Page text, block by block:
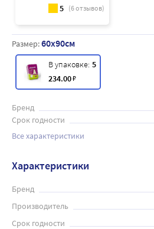
5 (6отзывов)
Размер:60x90см
В упаковке: 5
234.00₽
Бренд
Срок годности
Все характеристики
Характеристики
Бренд
Производитель
Срок годности